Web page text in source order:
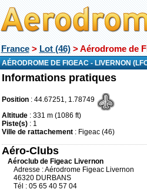
France>Lot (46)> Aérodrome de
AÉRODROME DE FIGEAC - LIVERNON
Informations pratiques
Position: 44.67251, 1.78749
Altitude: 331 m (1086 ft)
Piste(s): 1
Ville de rattachement: Figeac (46)
Aéro-Clubs
Aéroclub de Figeac Livernon
Adresse : Aérodrome Figeac Livernon
46320 DURBANS
Tél : 05 65 40 57 04